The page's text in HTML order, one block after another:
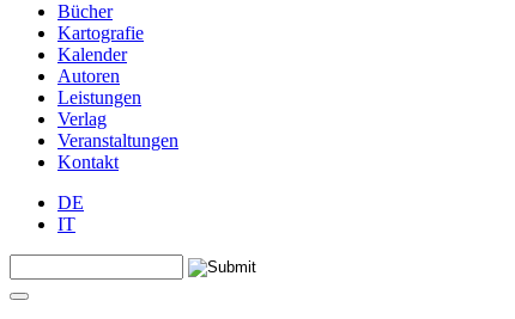
Bücher
Kartografie
Kalender
Autoren
Leistungen
Verlag
Veranstaltungen
Kontakt
DE
IT
Suchformular